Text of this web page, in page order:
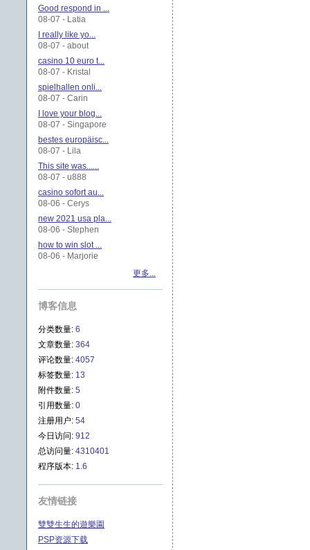
Good respond in ...
08-07 - Latia
I really like yo...
08-07 - about
casino 10 euro t...
08-07 - Kristal
spielhallen onli...
08-07 - Carin
I love your blog...
08-07 - Singapore
bestes europäisc...
08-07 - Lila
This site was......
08-07 - u888
casino sofort au...
08-06 - Cerys
new 2021 usa pla...
08-06 - Stephen
how to win slot ...
08-06 - Marjorie
更多...
博客信息
分类数量: 6
文章数量: 364
评论数量: 4057
标签数量: 13
附件数量: 5
引用数量: 0
注册用户: 54
今日访问: 912
总访问量: 4310401
程序版本: 1.6
友情链接
雙雙生生的遊樂園
PSP资源下载